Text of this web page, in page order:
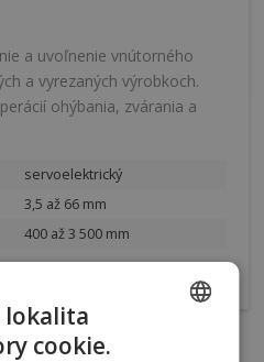
a uvoľnenie vnútorného
a vyrezaných výrobkoch.
ohýbania, zvárania a
servoelektrický
3,5 až 66 mm
400 až 3 500 mm
lokalita
cookie.